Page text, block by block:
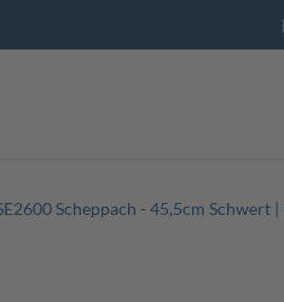
Scheppach - 45,5cm